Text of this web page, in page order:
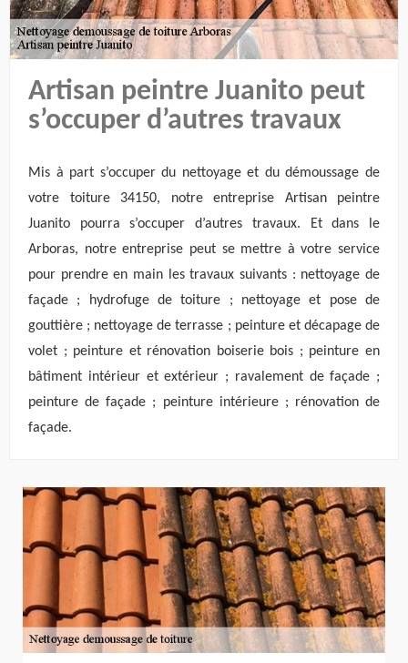
Artisan peintre Juanito peut
s’occuper d’autres travaux
Mis à part s’occuper du nettoyage et du démoussage de
votre toiture 34150, notre entreprise Artisan peintre
Juanito pourra s’occuper d’autres travaux. Et dans le
Arboras, notre entreprise peut se mettre à votre service
pour prendre en main les travaux suivants : nettoyage de
façade ; hydrofuge de toiture ; nettoyage et pose de
gouttière ; nettoyage de terrasse ; peinture et décapage de
volet ; peinture et rénovation boiserie bois ; peinture en
bâtiment intérieur et extérieur ; ravalement de façade ;
peinture de façade ; peinture intérieure ; rénovation de
façade.